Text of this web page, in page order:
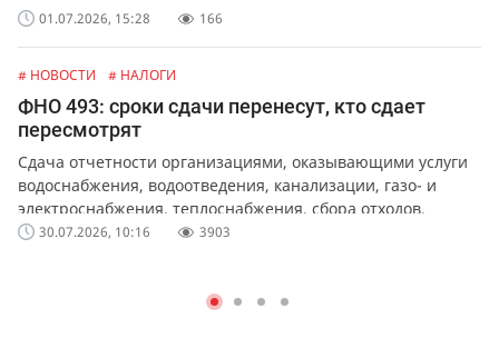
01.07.2026, 15:28 166
# НОВОСТИ # НАЛОГИ
ФНО 493: сроки сдачи перенесут, кто сдает
пересмотрят
Сдача отчетности организациями, оказывающими услуги
водоснабжения, водоотведения, канализации, газо- и
электроснабжения, теплоснабжения, сбора отходов,
обслуживания лифтов и перевозок.
30.07.2026, 10:16 3903